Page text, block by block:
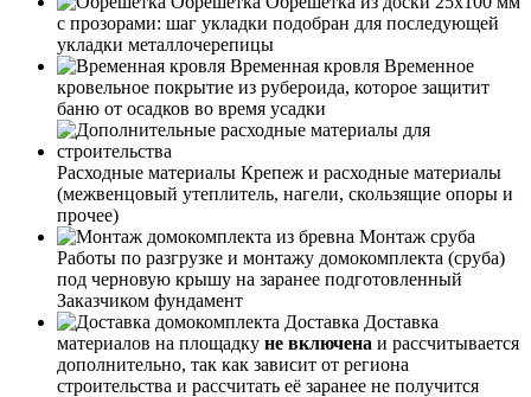
с прозорами: шаг укладки подобран для последующей
укладки металлочерепицы
Временная кровля Временное
кровельное покрытие из рубероида, которое защитит
баню от осадков во время усадки
Расходные материалы Крепеж и расходные материалы
(межвенцовый утеплитель, нагели, скользящие опоры и
прочее)
Монтаж сруба
Работы по разгрузке и монтажу домокомплекта (сруба)
под черновую крышу на заранее подготовленный
Заказчиком фундамент
Доставка Доставка
материалов на площадку не включена и рассчитывается
дополнительно, так как зависит от региона
строительства и рассчитать её заранее не получится